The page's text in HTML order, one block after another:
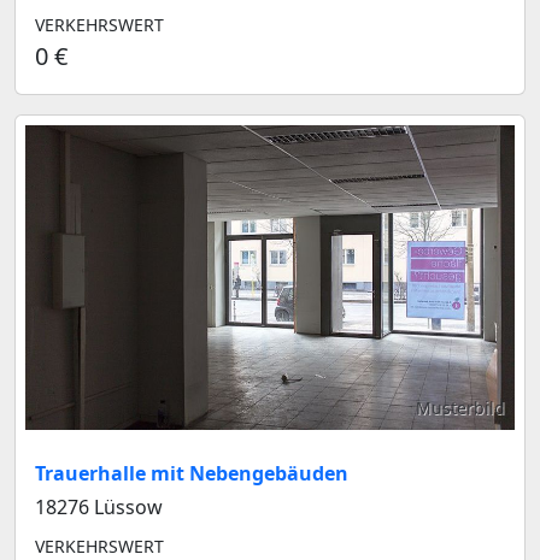
VERKEHRSWERT
0 €
Musterbild
Trauerhalle mit Nebengebäuden
18276 Lüssow
VERKEHRSWERT